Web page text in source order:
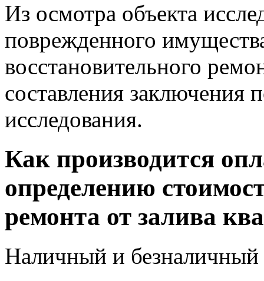
Из осмотра объекта
поврежденного
восстановительного
составления заключения
исследования.
Как производится
определению
ремонта от залива
Наличный и безналичный